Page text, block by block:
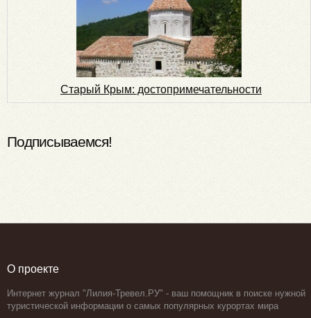
Старый Крым: достопримечательности
Подписываемся!
О проекте
Интернет журнал "Лилия-Тревел.РУ" - ваш помощник в поиске нужной
туристической информации о самых популярных курортах мира